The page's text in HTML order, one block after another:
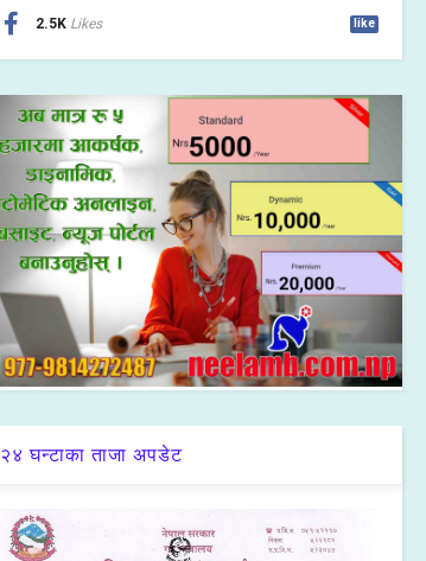
2.5K Likes like
२४ घन्टाका ताजा अपडेट